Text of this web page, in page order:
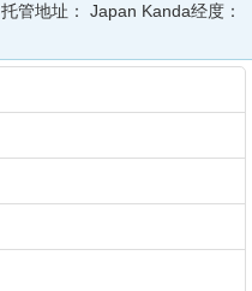
托管地址： Japan Kanda经度：